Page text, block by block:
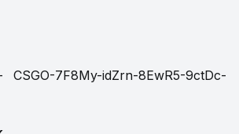
7F8My-idZrn-8EwR5-9ctDc-